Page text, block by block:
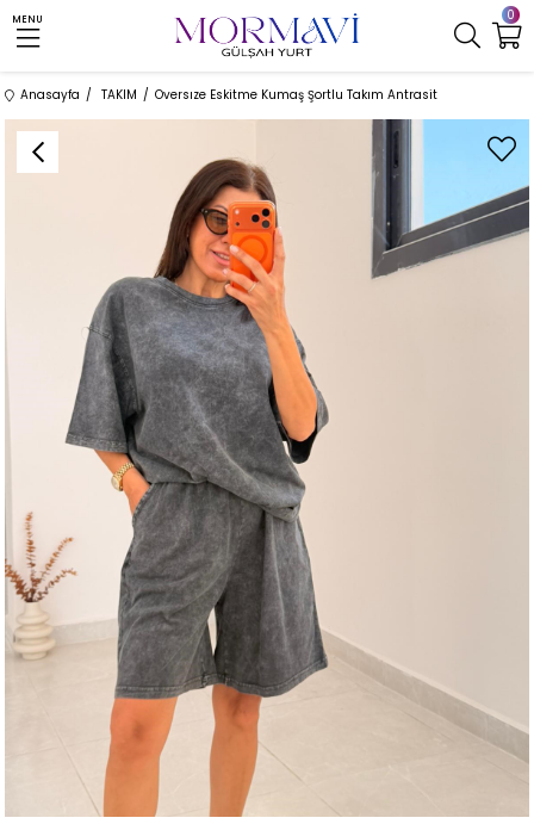
0
MENU
Anasayfa TAKIM Oversıze Eskitme Kumaş Şortlu Takım Antrasit